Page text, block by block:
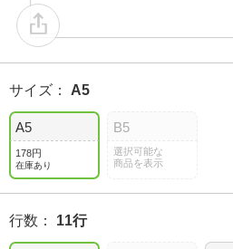
サイズ ： A5
A5
178円
在庫あり
B5
選択可能な
商品を表示
行数 ： 11行